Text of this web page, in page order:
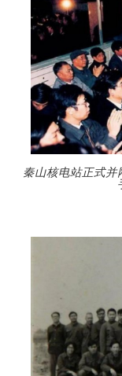
秦山核电站正式并